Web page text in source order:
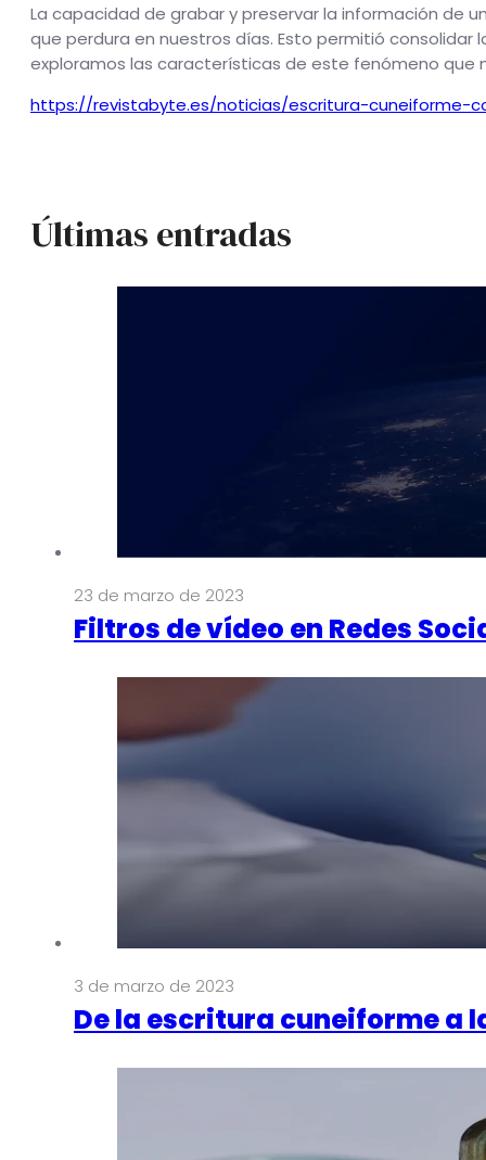
La capacidad de grabar y preservar la información de
que perdura en nuestros días. Esto permitió
exploramos las características de este fenómeno que
https://revistabyte.es/noticias/escritura-cuneiforme-
Últimas entradas
23 de marzo de 2023
Filtros de vídeo en Redes
3 de marzo de 2023
De la escritura cuneiforme a